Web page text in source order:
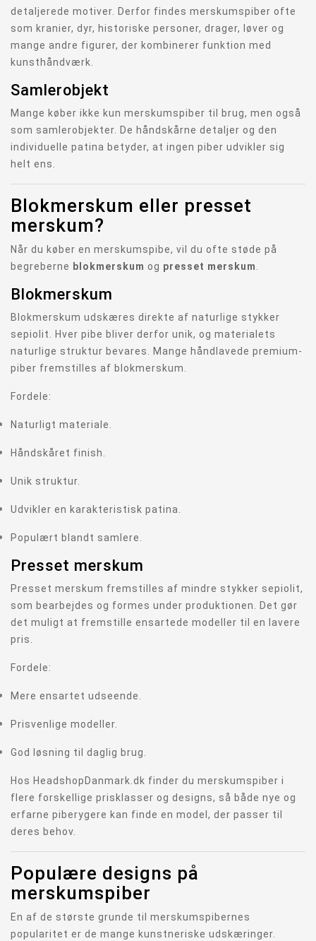
detaljerede motiver. Derfor findes merskumspiber ofte
som kranier, dyr, historiske personer, drager, løver og
mange andre figurer, der kombinerer funktion med
kunsthåndværk.
Samlerobjekt
Mange køber ikke kun merskumspiber til brug, men også
som samlerobjekter. De håndskårne detaljer og den
individuelle patina betyder, at ingen piber udvikler sig
helt ens.
Blokmerskum eller presset
merskum?
Når du køber en merskumspibe, vil du ofte støde på
begreberne blokmerskum og presset merskum
Blokmerskum
Blokmerskum udskæres direkte af naturlige stykker
sepiolit. Hver pibe bliver derfor unik, og materialets
naturlige struktur bevares. Mange håndlavede premium-
piber fremstilles af blokmerskum.
Fordele:
Naturligt materiale.
Håndskåret finish.
Unik struktur.
Udvikler en karakteristisk patina.
Populært blandt samlere.
Presset merskum
Presset merskum fremstilles af mindre stykker sepiolit,
som bearbejdes og formes under produktionen. Det gør
det muligt at fremstille ensartede modeller til en lavere
pris.
Fordele:
Mere ensartet udseende.
Prisvenlige modeller.
God løsning til daglig brug.
Hos HeadshopDanmark.dk finder du merskumspiber i
flere forskellige prisklasser og designs, så både nye og
erfarne piberygere kan finde en model, der passer til
deres behov.
Populære designs på
merskumspiber
En af de største grunde til merskumspibernes
popularitet er de mange kunstneriske udskæringer.